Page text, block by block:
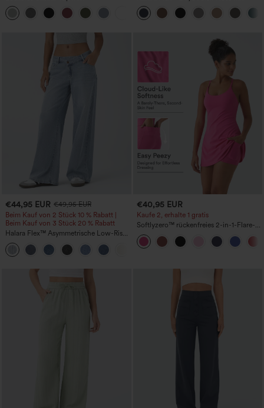
Rundhalsausschnitt und
Fledermausärmeln
+1
mittlerer Bundhöhe, seitlicher
Reißverschlusstasche und
Work‑Flare‑Schnitt
€44,95 EUR €49,95 EUR
Beim Kauf von 2 Stück 10 % Rabatt |
Beim Kauf von 3 Stück 20 % Rabatt
Halara Flex™ Asymmetrische Low-Rise-
Jeans mit Reißverschlusstaschen,
Baggy-Stil, weitem Bein, gewaschen,
lässig
+5
€40,95 EUR
Kaufe 2, erhalte 1 gratis
Softlyzero™ rückenfreies 2-in-1-Flare-
Trainingskleid – Wannabe – Easy Peezy